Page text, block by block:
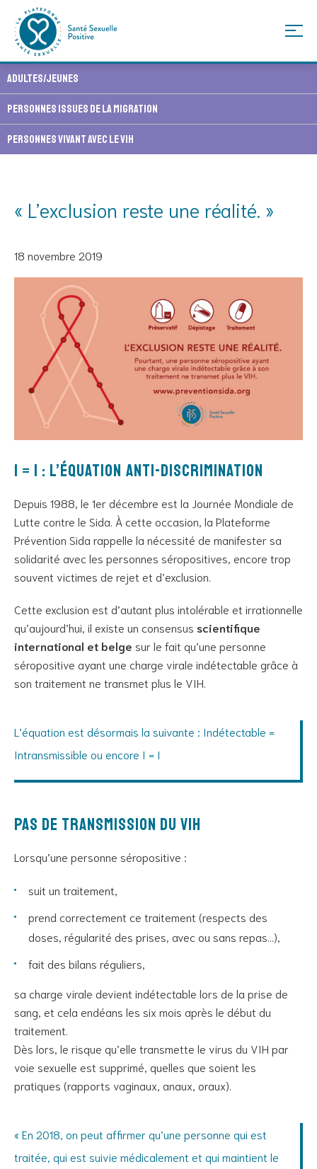
to
content
Adultes/Jeunes
Personnes issues de la migration
Personnes vivant avec le VIH
« L’exclusion reste une réalité. »
18 novembre 2019
I = I : l’équation anti-discrimination
Depuis 1988, le 1er décembre est la Journée Mondiale de
Lutte contre le Sida. À cette occasion, la Plateforme
Prévention Sida rappelle la nécessité de manifester sa
solidarité avec les personnes séropositives, encore trop
souvent victimes de rejet et d’exclusion.
Cette exclusion est d’autant plus intolérable et irrationnelle
qu’aujourd’hui, il existe un consensus scientifique
international et belge sur le fait qu’une personne
séropositive ayant une charge virale indétectable grâce à
son traitement ne transmet plus le VIH.
L’équation est désormais la suivante : Indétectable =
Intransmissible ou encore I = I
Pas de transmission du VIH
Lorsqu’une personne séropositive :
suit un traitement,
prend correctement ce traitement (respects des
doses, régularité des prises, avec ou sans repas…),
fait des bilans réguliers,
sa charge virale devient indétectable lors de la prise de
sang, et cela endéans les six mois après le début du
traitement.
Dès lors, le risque qu’elle transmette le virus du VIH par
voie sexuelle est supprimé, quelles que soient les
pratiques (rapports vaginaux, anaux, oraux).
« En 2018, on peut affirmer qu’une personne qui est
traitée, qui est suivie médicalement et qui maintient le